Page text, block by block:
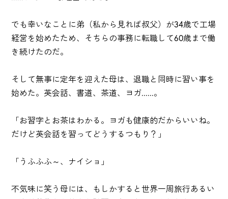
でも幸いなことに弟（私から見れば叔父）が34歳で工場
経営を始めたため、そちらの事務に転職して60歳まで働
き続けたのだ。
そして無事に定年を迎えた母は、退職と同時に習い事を
始めた。英会話、書道、茶道、ヨガ......。
「お習字とお茶はわかる。ヨガも健康的だからいいね。
だけど英会話を習ってどうするつもり？」
「うふふふ～、ナイショ」
不気味に笑う母には、もしかすると世界一周旅行あるい